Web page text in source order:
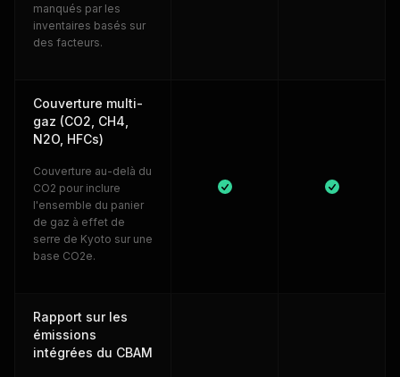
manqués par les
inventaires basés sur
des facteurs.
Couverture multi-
gaz (CO2, CH4,
N2O, HFCs)
Couverture au-delà du
CO2 pour inclure
l'ensemble du panier
de gaz à effet de
serre de Kyoto sur une
base CO2e.
Rapport sur les
émissions
intégrées du CBAM